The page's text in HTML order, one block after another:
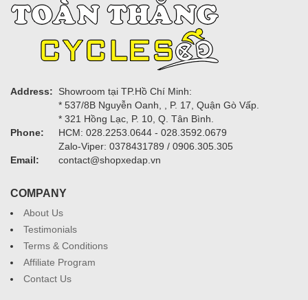
Address:
Showroom tại TP.Hồ Chí Minh:
* 537/8B Nguyễn Oanh, , P. 17, Quận Gò Vấp.
* 321 Hồng Lạc, P. 10, Q. Tân Bình.
Phone:
HCM: 028.2253.0644 - 028.3592.0679
Zalo-Viper: 0378431789 / 0906.305.305
Email:
contact@shopxedap.vn
COMPANY
About Us
Testimonials
Terms & Conditions
Affiliate Program
Contact Us